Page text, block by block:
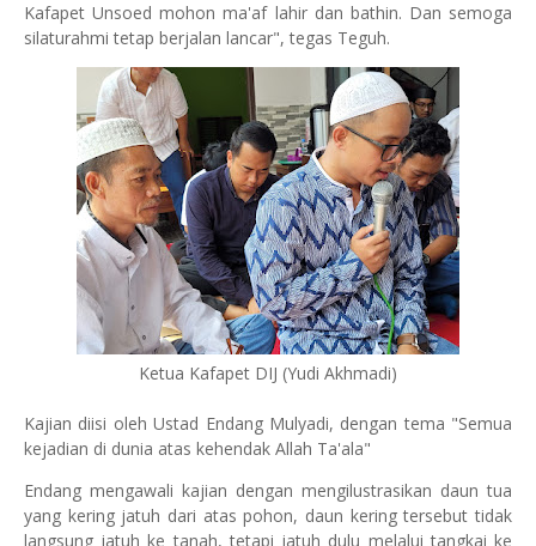
Kafapet Unsoed mohon ma'af lahir dan bathin. Dan semoga
silaturahmi tetap berjalan lancar", tegas Teguh.
Ketua Kafapet DIJ (Yudi Akhmadi)
Kajian diisi oleh Ustad Endang Mulyadi, dengan tema "Semua
kejadian di dunia atas kehendak Allah Ta'ala"
Endang mengawali kajian dengan mengilustrasikan daun tua
yang kering jatuh dari atas pohon, daun kering tersebut tidak
langsung jatuh ke tanah, tetapi jatuh dulu melalui tangkai ke